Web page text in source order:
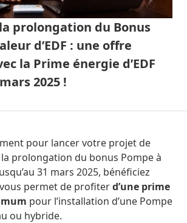
prolongation du Bonus
d’EDF : une offre
la Prime énergie d’EDF
2025 !
pour lancer votre projet de
prolongation du bonus Pompe à
31 mars 2025, bénéficiez
permet de profiterd’une prime
pour l’installation d’une Pompe
ou hybride.